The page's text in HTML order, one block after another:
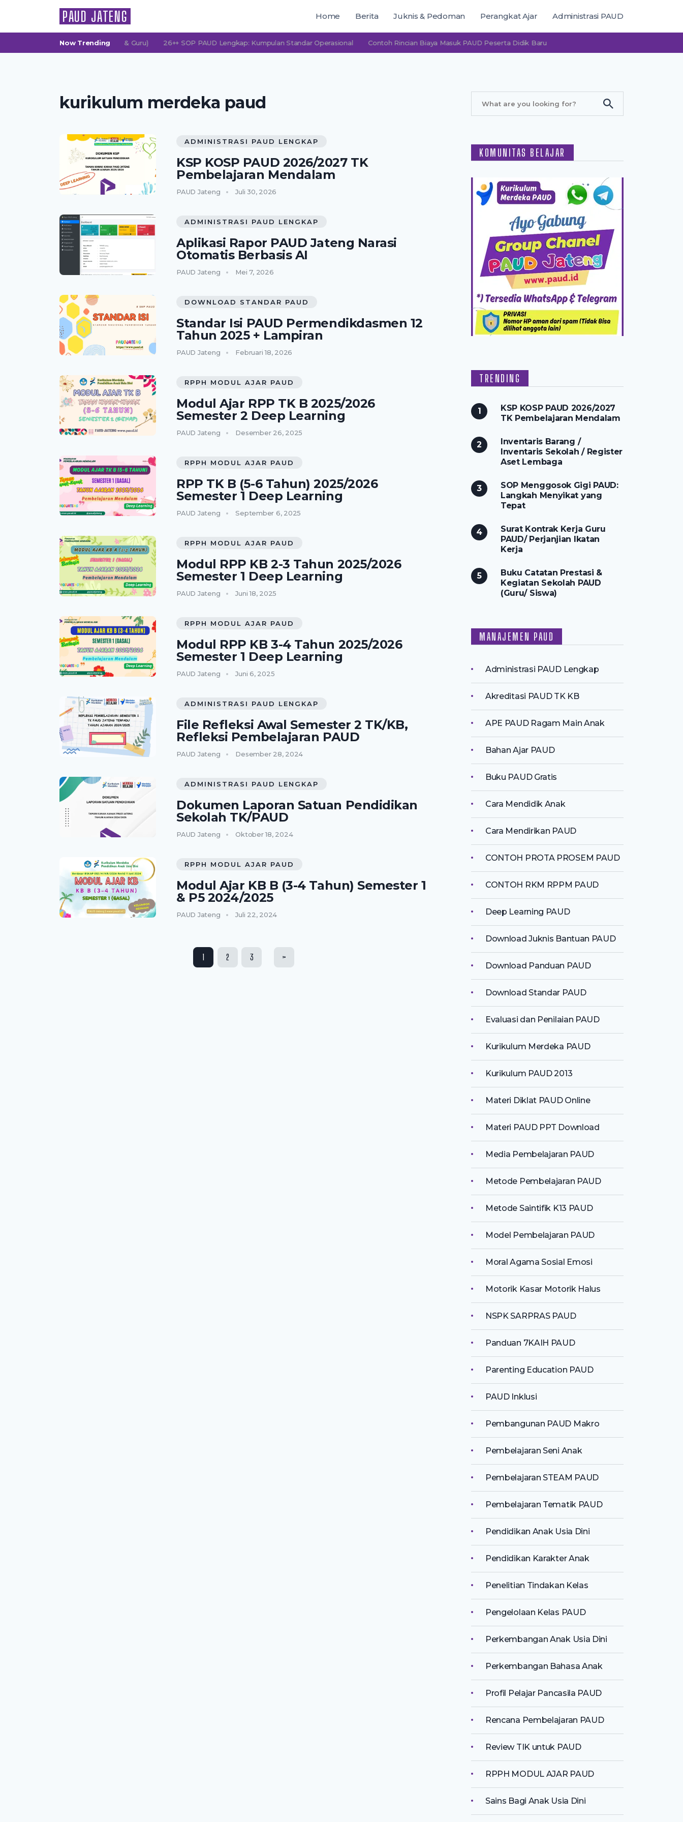
PAUD JATENG Home Berita Juknis & Pedoman Perangkat Ajar Administrasi PAUD
Now Trending
(Persatuan Orang Tua Murid & Guru) 26++ SOP PAUD Lengkap: Kumpulan Standar Operasional Contoh Rincian Biaya Masuk PAUD Peserta Didik Baru
kurikulum merdeka paud
ADMINISTRASI PAUD LENGKAP
KSP KOSP PAUD 2026/2027 TK
Pembelajaran Mendalam
PAUD Jateng Juli 30, 2026
ADMINISTRASI PAUD LENGKAP
Aplikasi Rapor PAUD Jateng Narasi
Otomatis Berbasis AI
PAUD Jateng Mei 7, 2026
DOWNLOAD STANDAR PAUD
Standar Isi PAUD Permendikdasmen 12
Tahun 2025 + Lampiran
PAUD Jateng Februari 18, 2026
RPPH MODUL AJAR PAUD
Modul Ajar RPP TK B 2025/2026
Semester 2 Deep Learning
PAUD Jateng Desember 26, 2025
RPPH MODUL AJAR PAUD
RPP TK B (5-6 Tahun) 2025/2026
Semester 1 Deep Learning
PAUD Jateng September 6, 2025
RPPH MODUL AJAR PAUD
Modul RPP KB 2-3 Tahun 2025/2026
Semester 1 Deep Learning
PAUD Jateng Juni 18, 2025
RPPH MODUL AJAR PAUD
Modul RPP KB 3-4 Tahun 2025/2026
Semester 1 Deep Learning
PAUD Jateng Juni 6, 2025
ADMINISTRASI PAUD LENGKAP
File Refleksi Awal Semester 2 TK/KB,
Refleksi Pembelajaran PAUD
PAUD Jateng Desember 28, 2024
ADMINISTRASI PAUD LENGKAP
Dokumen Laporan Satuan Pendidikan
Sekolah TK/PAUD
PAUD Jateng Oktober 18, 2024
RPPH MODUL AJAR PAUD
Modul Ajar KB B (3-4 Tahun) Semester 1
& P5 2024/2025
PAUD Jateng Juli 22, 2024
1 2 3 >
KOMUNITAS BELAJAR
TRENDING
KSP KOSP PAUD 2026/2027
TK Pembelajaran Mendalam
Inventaris Barang /
Inventaris Sekolah / Register
Aset Lembaga
SOP Menggosok Gigi PAUD:
Langkah Menyikat yang
Tepat
Surat Kontrak Kerja Guru
PAUD/ Perjanjian Ikatan
Kerja
Buku Catatan Prestasi &
Kegiatan Sekolah PAUD
(Guru/ Siswa)
MANAJEMEN PAUD
Administrasi PAUD Lengkap
Akreditasi PAUD TK KB
APE PAUD Ragam Main Anak
Bahan Ajar PAUD
Buku PAUD Gratis
Cara Mendidik Anak
Cara Mendirikan PAUD
CONTOH PROTA PROSEM PAUD
CONTOH RKM RPPM PAUD
Deep Learning PAUD
Download Juknis Bantuan PAUD
Download Panduan PAUD
Download Standar PAUD
Evaluasi dan Penilaian PAUD
Kurikulum Merdeka PAUD
Kurikulum PAUD 2013
Materi Diklat PAUD Online
Materi PAUD PPT Download
Media Pembelajaran PAUD
Metode Pembelajaran PAUD
Metode Saintifik K13 PAUD
Model Pembelajaran PAUD
Moral Agama Sosial Emosi
Motorik Kasar Motorik Halus
NSPK SARPRAS PAUD
Panduan 7KAIH PAUD
Parenting Education PAUD
PAUD Inklusi
Pembangunan PAUD Makro
Pembelajaran Seni Anak
Pembelajaran STEAM PAUD
Pembelajaran Tematik PAUD
Pendidikan Anak Usia Dini
Pendidikan Karakter Anak
Penelitian Tindakan Kelas
Pengelolaan Kelas PAUD
Perkembangan Anak Usia Dini
Perkembangan Bahasa Anak
Profil Pelajar Pancasila PAUD
Rencana Pembelajaran PAUD
Review TIK untuk PAUD
RPPH MODUL AJAR PAUD
Sains Bagi Anak Usia Dini